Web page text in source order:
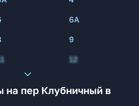
6А
9
12
на пер Клубничный в